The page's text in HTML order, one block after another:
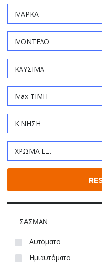
ΜΑΡΚΑ
ΜΟΝΤΕΛΟ
ΚΑΥΣΙΜΑ
Max ΤΙΜΗ
ΚΙΝΗΣΗ
ΧΡΩΜΑ ΕΞ.
ΣΑΣΜΑΝ
Αυτόματο
Ημιαυτόματο